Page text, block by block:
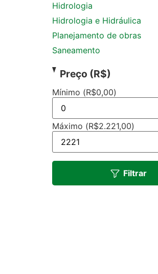
Hidrologia
Hidrologia e Hidráulica
Planejamento de obras
Saneamento
Preço (R$)
Mínimo (R$0,00)
Máximo (R$2.221,00)
Filtrar